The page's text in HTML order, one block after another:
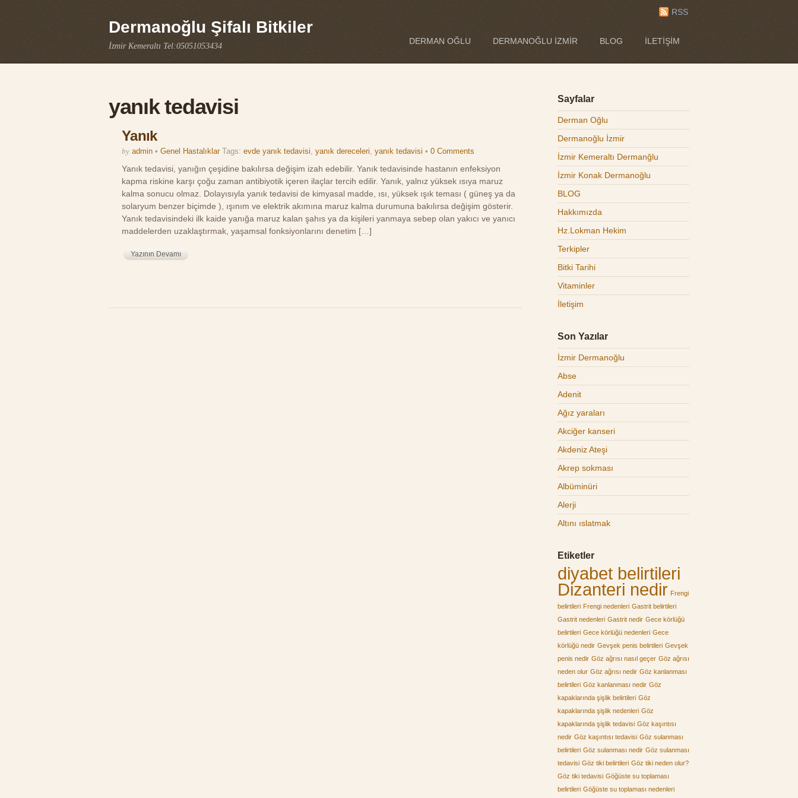
Dermanoğlu Şifalı Bitkiler
İzmir Kemeraltı Tel:05051053434
DERMAN OĞLU DERMANOĞLU İZMIR BLOG İLETIŞIM
RSS
yanık tedavisi
Yanık
by admin • Genel Hastalıklar Tags:evde yanık tedavisi,yanık dereceleri,yanık tedavisi •0 Comments
Yanık tedavisi, yanığın çeşidine bakılırsa değişim izah edebilir. Yanık tedavisinde hastanın enfeksiyon
kapma riskine karşı çoğu zaman antibiyotik içeren ilaçlar tercih edilir. Yanık, yalnız yüksek ısıya maruz
kalma sonucu olmaz. Dolayısıyla yanık tedavisi de kimyasal madde, ısı, yüksek ışık teması ( güneş ya da
solaryum benzer biçimde ), ışınım ve elektrik akımına maruz kalma durumuna bakılırsa değişim gösterir.
Yanık tedavisindeki ilk kaide yanığa maruz kalan şahıs ya da kişileri yanmaya sebep olan yakıcı ve yanıcı
maddelerden uzaklaştırmak, yaşamsal fonksiyonlarını denetim […]
Yazının Devamı
Sayfalar
Derman Oğlu
Dermanoğlu İzmir
İzmir Kemeraltı Dermanğlu
İzmir Konak Dermanoğlu
BLOG
Hakkımızda
Hz.Lokman Hekim
Terkipler
Bitki Tarihi
Vitaminler
İletişim
Son Yazılar
İzmir Dermanoğlu
Abse
Adenit
Ağız yaraları
Akciğer kanseri
Akdeniz Ateşi
Akrep sokması
Albüminüri
Alerji
Altını ıslatmak
Etiketler
diyabet belirtileri
Dizanteri nedir Frengi
belirtileri Frengi nedenleri Gastrit belirtileri
Gastrit nedenleri Gastrit nedir Gece körlüğü
belirtileri Gece körlüğü nedenleri Gece
körlüğü nedir Gevşek penis belirtileri Gevşek
penis nedir Göz ağrısı nasıl geçer Göz ağrısı
neden olur Göz ağrısı nedir Göz kanlanması
belirtileri Göz kanlanması nedir Göz
kapaklarında şişlik belirtileri Göz
kapaklarında şişlik nedenleri Göz
kapaklarında şişlik tedavisi Göz kaşıntısı
nedir Göz kaşıntısı tedavisi Göz sulanması
belirtileri Göz sulanması nedir Göz sulanması
tedavisi Göz tiki belirtileri Göz tiki neden olur?
Göz tiki tedavisi Göğüste su toplaması
belirtileri Göğüste su toplaması nedenleri